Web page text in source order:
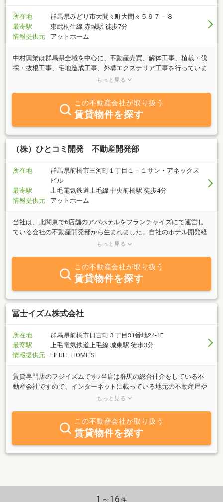
所在地
群馬県みどり市大間々町大間々５９７－８
最寄駅
東武桐生線 赤城駅 徒歩7分
情報提供元
アットホーム
中村興業は群馬県全域を中心に、不動産売買、解体工事、植栽・伐
採・抜根工事、宅地造成工事、外構エクステリア工事を行っていま
す。 住宅建築の付帯工事をトータルで行うことができるからこそ、
します。解体工事や外構工事の業者を別々にお探しの方、ぜひ一度
中村興業にご相談ください。 お客様のご要望に合った最適な工事を
ご提案いたします。土地をお探しの方、売却をお考えの方、お気軽
にお電話ください。
もっと見る
この不動産会社が取り扱う
賃貸物件を探す
（株）ひとコミ開発 不動産開発部
所在地
群馬県前橋市三河町１丁目１－１サン・アネックス
ビル
最寄駅
上毛電気鉄道上毛線 中央前橋駅 徒歩4分
情報提供元
アットホーム
当社は、北関東で6店舗のアパホテルをフランチャイズにて運営し
ている会社の不動産開発部から生まれました。自社のホテル開発経
験を活かし、事業用不動産に特化したサービスをご提供しておりま
と考えています。スタッフはホテル開発、コンビニ開発、不動産会
社等で経験を積んでまいりました。不動産業者としての賃貸や売買
の経験も豊富です。親切で丁寧な対応で、お客様のご要望やご質問
に真摯に向き合い、ビジネス成功のお手伝いをいたします。ぜひお
気軽にご相談くださいませ。【テナントショップ前橋について】群
馬県全域の事業用物件を幅広くご紹介する当社のホームページで
テナント情報を厳選し、常時約250件を掲載しております。さまざ
まな用途に合った物件を取り揃えておりますので、価格や面積、立
地条件等、お客様のこだわりに合った物件をお探しいただけます。
せ。https://maebashi.tenant-nw.jp/
もっと見る
この不動産会社が取り扱う
賃貸物件を探す
冨士イズム株式会社
所在地
群馬県前橋市日吉町３丁目31番地24-1F
最寄駅
上毛電気鉄道上毛線 城東駅 徒歩3分
情報提供元
LIFULL HOME'S
賃貸専門店のフジイズムです♪当店は群馬の総合仲介をしている不
動産会社ですので、インターネットに載っている地元の不動産屋や
大手不動産会社の物件もくまなくご紹介ができます。是非お部屋探
もっと見る
この不動産会社が取り扱う
賃貸物件を探す
1～16 件